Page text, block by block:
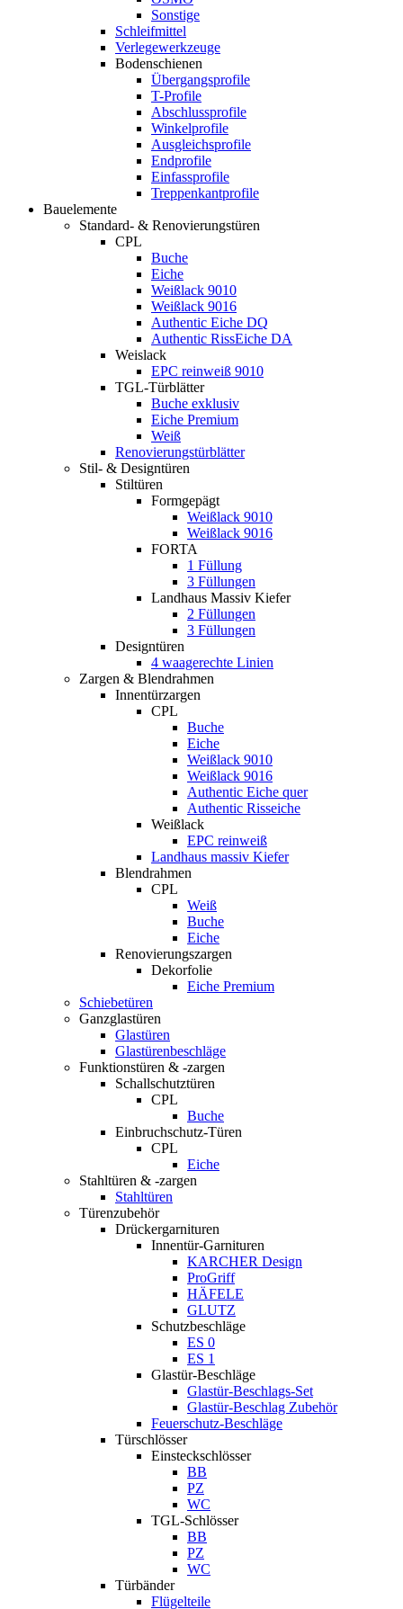
Sonstige
Schleifmittel
Verlegewerkzeuge
Bodenschienen
Übergangsprofile
T-Profile
Abschlussprofile
Winkelprofile
Ausgleichsprofile
Endprofile
Einfassprofile
Treppenkantprofile
Bauelemente
Standard- & Renovierungstüren
CPL
Buche
Eiche
Weißlack 9010
Weißlack 9016
Authentic Eiche DQ
Authentic RissEiche DA
Weislack
EPC reinweiß 9010
TGL-Türblätter
Buche exklusiv
Eiche Premium
Weiß
Renovierungstürblätter
Stil- & Designtüren
Stiltüren
Formgepägt
Weißlack 9010
Weißlack 9016
FORTA
1 Füllung
3 Füllungen
Landhaus Massiv Kiefer
2 Füllungen
3 Füllungen
Designtüren
4 waagerechte Linien
Zargen & Blendrahmen
Innentürzargen
CPL
Buche
Eiche
Weißlack 9010
Weißlack 9016
Authentic Eiche quer
Authentic Risseiche
Weißlack
EPC reinweiß
Landhaus massiv Kiefer
Blendrahmen
CPL
Weiß
Buche
Eiche
Renovierungszargen
Dekorfolie
Eiche Premium
Schiebetüren
Ganzglastüren
Glastüren
Glastürenbeschläge
Funktionstüren & -zargen
Schallschutztüren
CPL
Buche
Einbruchschutz-Türen
CPL
Eiche
Stahltüren & -zargen
Stahltüren
Türenzubehör
Drückergarnituren
Innentür-Garnituren
KARCHER Design
ProGriff
HÄFELE
GLUTZ
Schutzbeschläge
ES 0
ES 1
Glastür-Beschläge
Glastür-Beschlags-Set
Glastür-Beschlag Zubehör
Feuerschutz-Beschläge
Türschlösser
Einsteckschlösser
BB
PZ
WC
TGL-Schlösser
BB
PZ
WC
Türbänder
Flügelteile